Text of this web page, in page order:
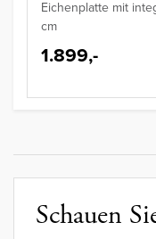
Eichenplatte mit
cm
1.899,-
Schauen